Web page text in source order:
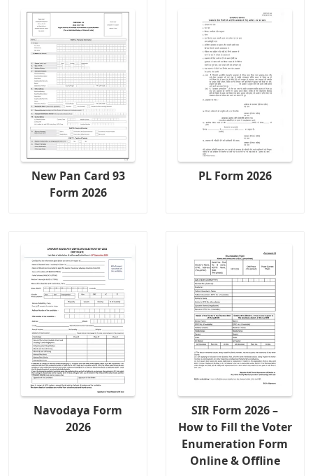
New Pan Card 93
Form 2026
PL Form 2026
Navodaya Form
2026
SIR Form 2026 –
How to Fill the Voter
Enumeration Form
Online & Offline